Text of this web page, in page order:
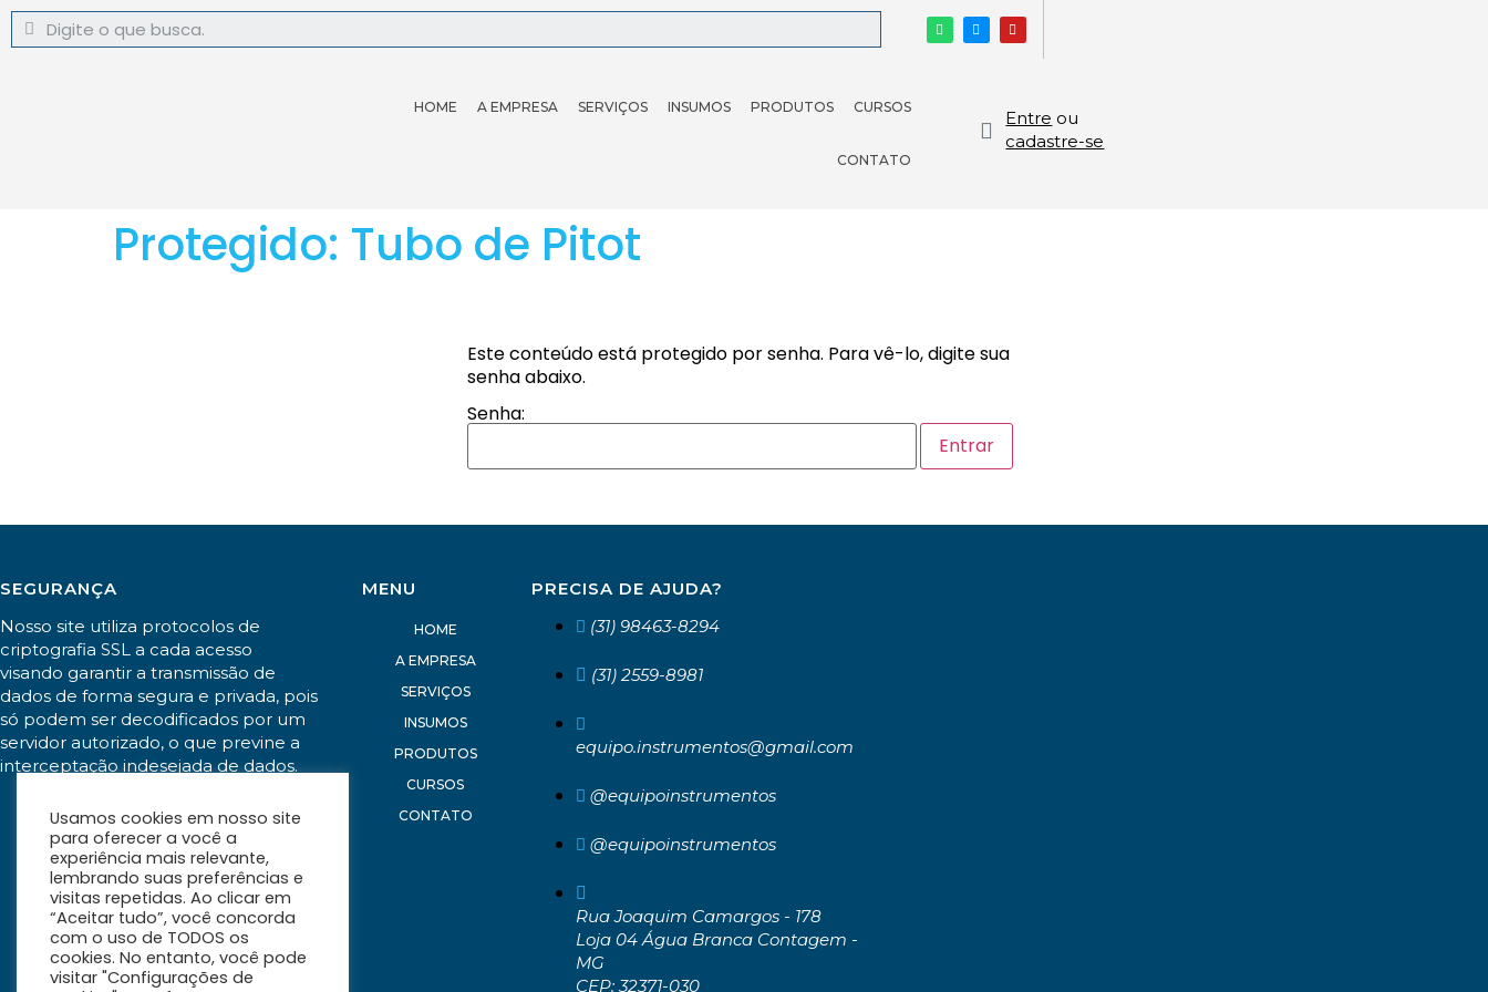
HOME A EMPRESA SERVIÇOS INSUMOS PRODUTOS CURSOS
CONTATO
Entre ou
cadastre-se
Protegido: Tubo de Pitot
Este conteúdo está protegido por senha. Para vê-lo, digite sua
senha abaixo.
Senha:
SEGURANÇA
Nosso site utiliza protocolos de
criptografia SSL a cada acesso
visando garantir a transmissão de
dados de forma segura e privada, pois
só podem ser decodificados por um
servidor autorizado, o que previne a
interceptação indesejada de dados.
MENU
HOME
A EMPRESA
SERVIÇOS
INSUMOS
PRODUTOS
CURSOS
CONTATO
PRECISA DE AJUDA?
(31) 98463-8294
(31) 2559-8981
equipo.instrumentos@gmail.com
@equipoinstrumentos
@equipoinstrumentos
Rua Joaquim Camargos - 178
Loja 04 Água Branca Contagem -
MG
CEP: 32371-030
Usamos cookies em nosso site
para oferecer a você a
experiência mais relevante,
lembrando suas preferências e
visitas repetidas. Ao clicar em
“Aceitar tudo”, você concorda
com o uso de TODOS os
cookies. No entanto, você pode
visitar "Configurações de